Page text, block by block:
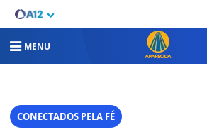
MENU
CONECTADOS PELA FÉ